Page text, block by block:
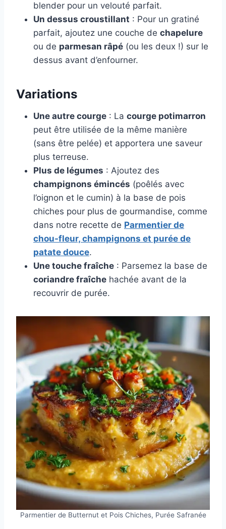
blender pour un velouté parfait.
Un dessus croustillant : Pour un gratiné
parfait, ajoutez une couche de chapelure
ou de parmesan râpé (ou les deux !) sur le
dessus avant d’enfourner.
Variations
Une autre courge : La courge potimarron
peut être utilisée de la même manière
(sans être pelée) et apportera une saveur
plus terreuse.
Plus de légumes : Ajoutez des
champignons émincés (poêlés avec
l’oignon et le cumin) à la base de pois
chiches pour plus de gourmandise, comme
dans notre recette de Parmentier de
chou-fleur, champignons et purée de
patate douce.
Une touche fraîche : Parsemez la base de
coriandre fraîche hachée avant de la
recouvrir de purée.
Parmentier de Butternut et Pois Chiches, Purée Safranée